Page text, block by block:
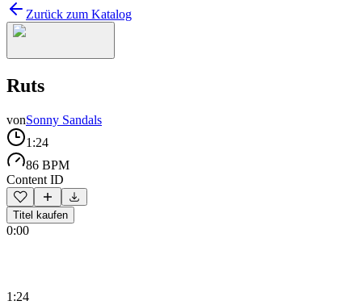
Zurück zum Katalog
Ruts
vonSonny Sandals
1:24
86 BPM
Content ID
Titel kaufen
0:00
1:24